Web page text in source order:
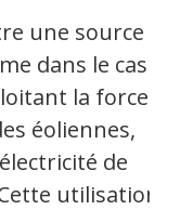
une source
dans le cas
la force
éoliennes,
de
utilisation